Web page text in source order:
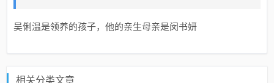
吴俐温是领养的孩子，他的亲生母亲是闵书妍
相关分类文章